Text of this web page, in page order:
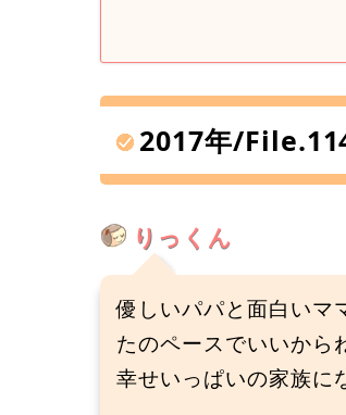
2017年/
りっくん
優しいパパと面白いマ
たのペースでいいから
幸せいっぱいの家族に